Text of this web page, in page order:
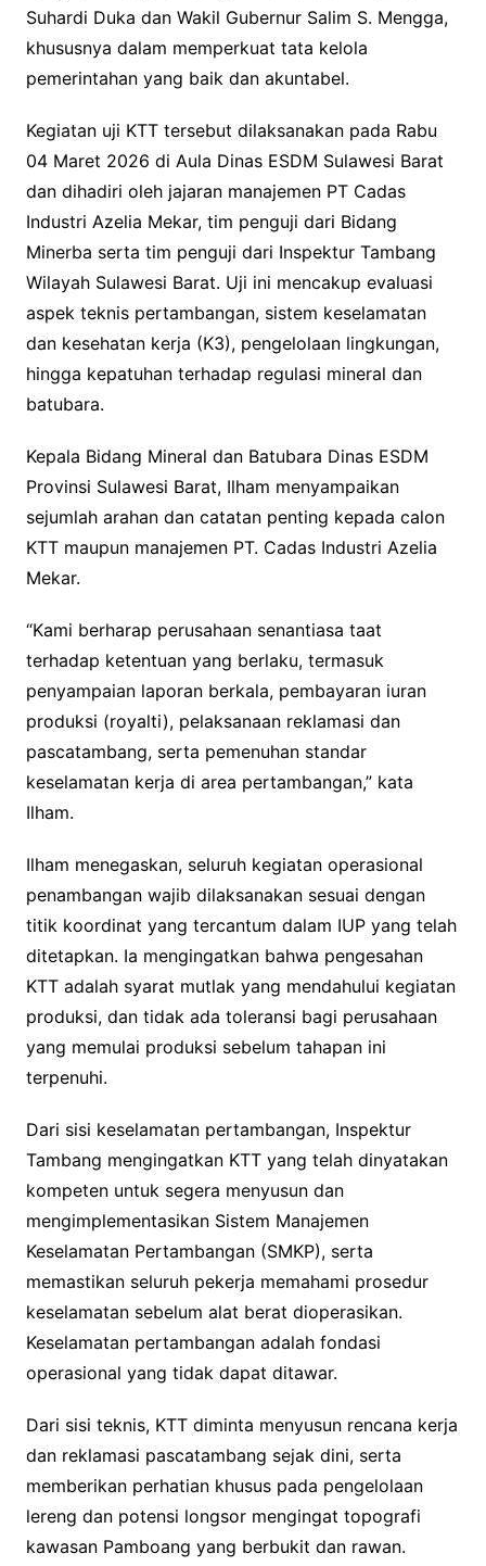
Suhardi Duka dan Wakil Gubernur Salim S. Mengga,
khususnya dalam memperkuat tata kelola
pemerintahan yang baik dan akuntabel.
Kegiatan uji KTT tersebut dilaksanakan pada Rabu
04 Maret 2026 di Aula Dinas ESDM Sulawesi Barat
dan dihadiri oleh jajaran manajemen PT Cadas
Industri Azelia Mekar, tim penguji dari Bidang
Minerba serta tim penguji dari Inspektur Tambang
Wilayah Sulawesi Barat. Uji ini mencakup evaluasi
aspek teknis pertambangan, sistem keselamatan
dan kesehatan kerja (K3), pengelolaan lingkungan,
hingga kepatuhan terhadap regulasi mineral dan
batubara.
Kepala Bidang Mineral dan Batubara Dinas ESDM
Provinsi Sulawesi Barat, Ilham menyampaikan
sejumlah arahan dan catatan penting kepada calon
KTT maupun manajemen PT. Cadas Industri Azelia
Mekar.
“Kami berharap perusahaan senantiasa taat
terhadap ketentuan yang berlaku, termasuk
penyampaian laporan berkala, pembayaran iuran
produksi (royalti), pelaksanaan reklamasi dan
pascatambang, serta pemenuhan standar
keselamatan kerja di area pertambangan,” kata
Ilham.
Ilham menegaskan, seluruh kegiatan operasional
penambangan wajib dilaksanakan sesuai dengan
titik koordinat yang tercantum dalam IUP yang telah
ditetapkan. Ia mengingatkan bahwa pengesahan
KTT adalah syarat mutlak yang mendahului kegiatan
produksi, dan tidak ada toleransi bagi perusahaan
yang memulai produksi sebelum tahapan ini
terpenuhi.
Dari sisi keselamatan pertambangan, Inspektur
Tambang mengingatkan KTT yang telah dinyatakan
kompeten untuk segera menyusun dan
mengimplementasikan Sistem Manajemen
Keselamatan Pertambangan (SMKP), serta
memastikan seluruh pekerja memahami prosedur
keselamatan sebelum alat berat dioperasikan.
Keselamatan pertambangan adalah fondasi
operasional yang tidak dapat ditawar.
Dari sisi teknis, KTT diminta menyusun rencana kerja
dan reklamasi pascatambang sejak dini, serta
memberikan perhatian khusus pada pengelolaan
lereng dan potensi longsor mengingat topografi
kawasan Pamboang yang berbukit dan rawan.